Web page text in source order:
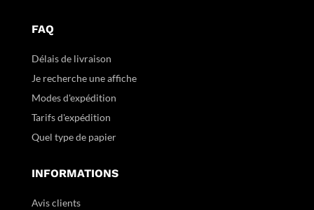
FAQ
Délais de livraison
Je recherche une affiche
Modes d'expédition
Tarifs d'expédition
Quel type de papier
INFORMATIONS
Avis clients